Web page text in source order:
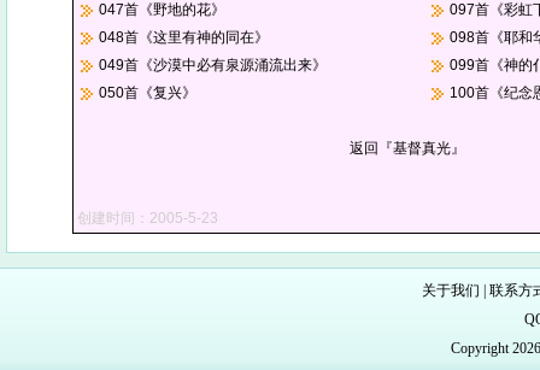
047首《野地的花》
048首《这里有神的同在》
049首《沙漠中必有泉源涌流出来》
050首《复兴》
097首《彩虹
098首《耶和
099首《神的
100首《纪念
返回『基督真光』
创建时间：2005-5-23
关于我们
联系方
Copyright